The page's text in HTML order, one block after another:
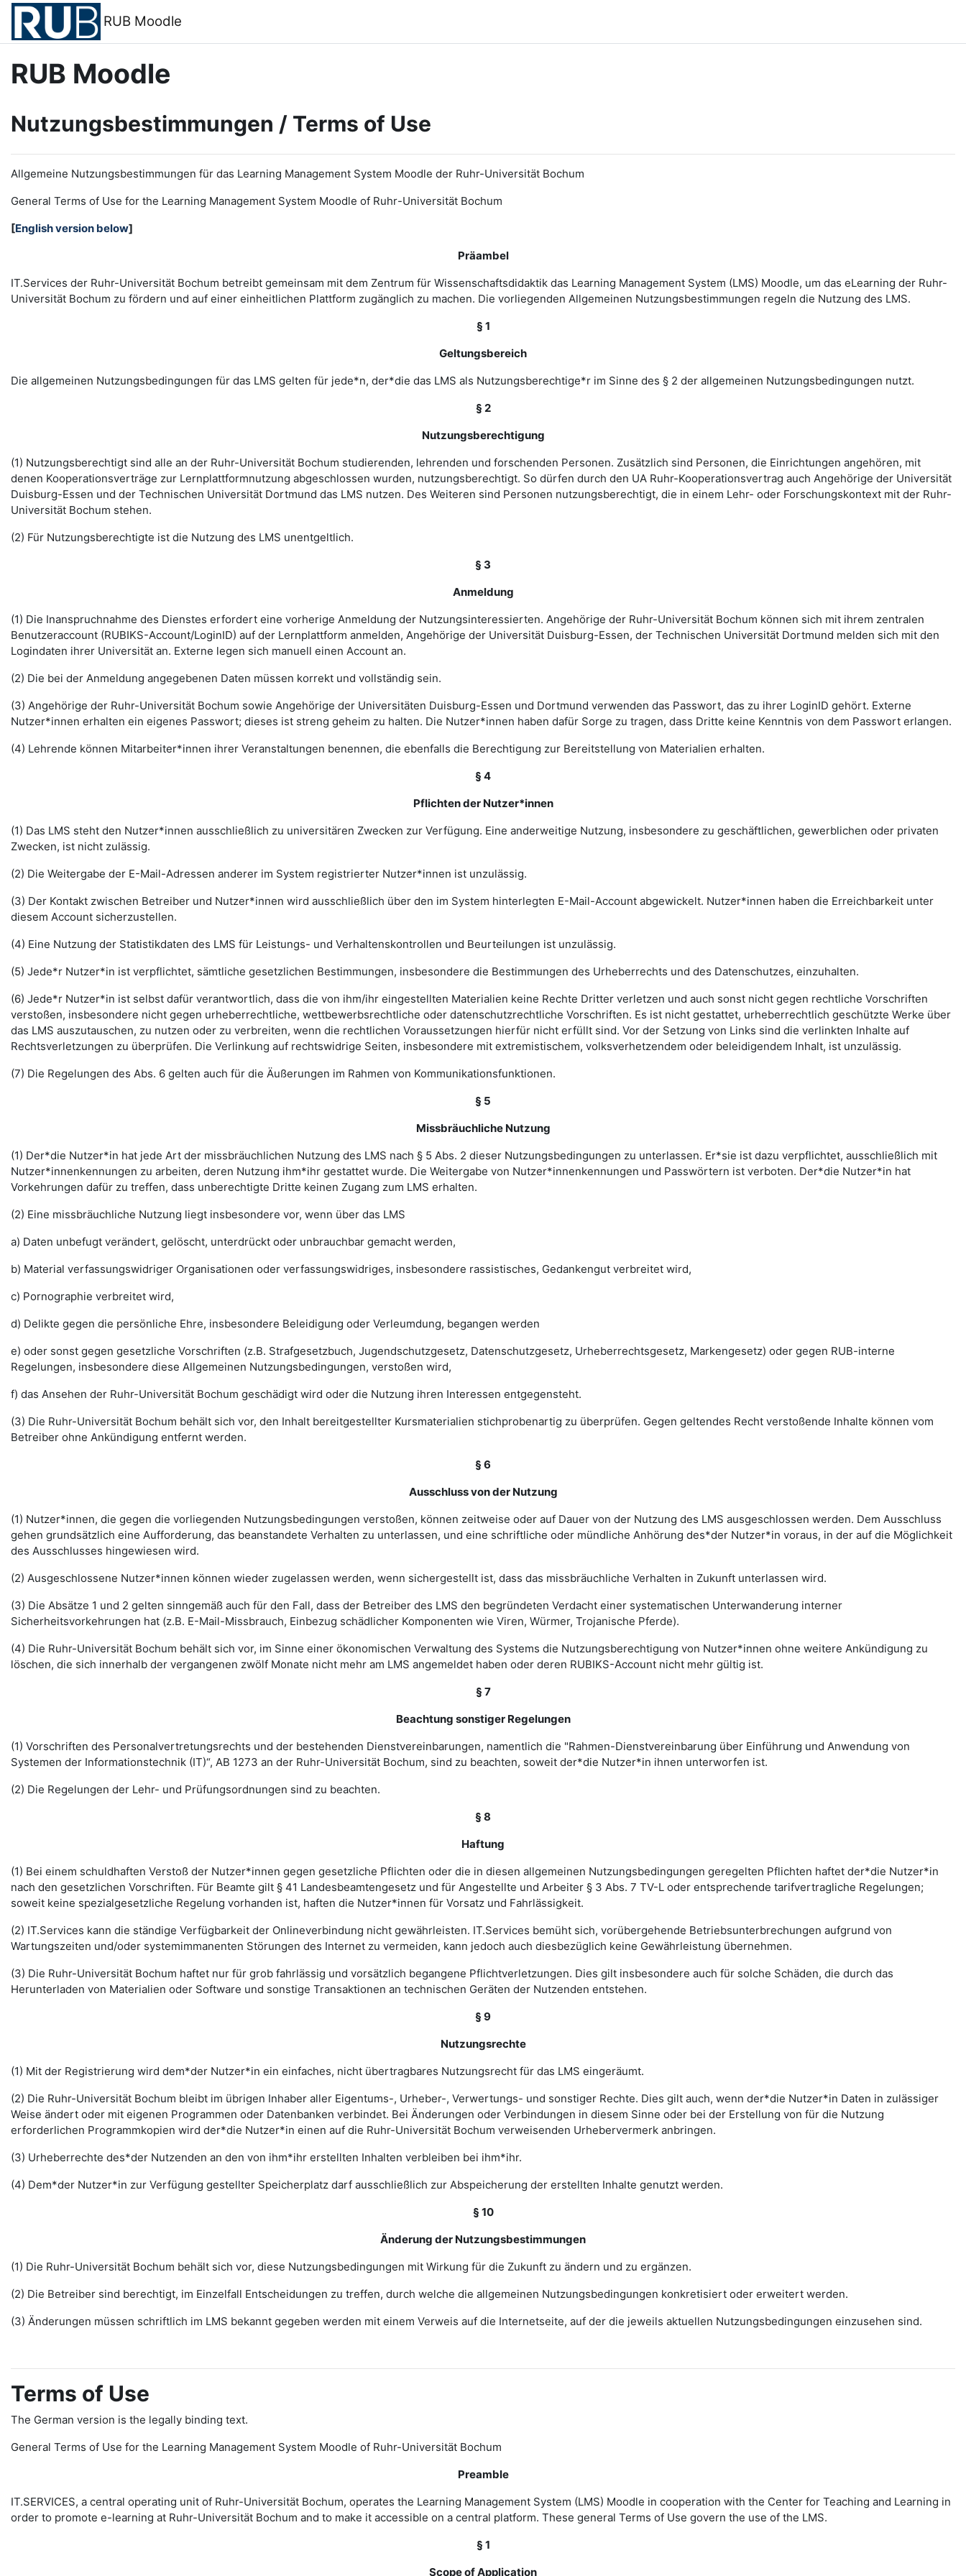
Zum Hauptinhalt
RUB Moodle
RUB Moodle
Nutzungsbestimmungen / Terms of Use
Allgemeine Nutzungsbestimmungen für das Learning Management System Moodle der Ruhr-Universität Bochum
General Terms of Use for the Learning Management System Moodle of Ruhr-Universität Bochum
[English version below]
Präambel
IT.Services der Ruhr-Universität Bochum betreibt gemeinsam mit dem Zentrum für Wissenschaftsdidaktik das Learning Management System (LMS) Moodle, um das eLearning der Ruhr-
Universität Bochum zu fördern und auf einer einheitlichen Plattform zugänglich zu machen. Die vorliegenden Allgemeinen Nutzungsbestimmungen regeln die Nutzung des LMS.
§ 1
Geltungsbereich
Die allgemeinen Nutzungsbedingungen für das LMS gelten für jede*n, der*die das LMS als Nutzungsberechtige*r im Sinne des § 2 der allgemeinen Nutzungsbedingungen nutzt.
§ 2
Nutzungsberechtigung
(1) Nutzungsberechtigt sind alle an der Ruhr-Universität Bochum studierenden, lehrenden und forschenden Personen. Zusätzlich sind Personen, die Einrichtungen angehören, mit
denen Kooperationsverträge zur Lernplattformnutzung abgeschlossen wurden, nutzungsberechtigt. So dürfen durch den UA Ruhr-Kooperationsvertrag auch Angehörige der Universität
Duisburg-Essen und der Technischen Universität Dortmund das LMS nutzen. Des Weiteren sind Personen nutzungsberechtigt, die in einem Lehr- oder Forschungskontext mit der Ruhr-
Universität Bochum stehen.
(2) Für Nutzungsberechtigte ist die Nutzung des LMS unentgeltlich.
§ 3
Anmeldung
(1) Die Inanspruchnahme des Dienstes erfordert eine vorherige Anmeldung der Nutzungsinteressierten. Angehörige der Ruhr-Universität Bochum können sich mit ihrem zentralen
Benutzeraccount (RUBIKS-Account/LoginID) auf der Lernplattform anmelden, Angehörige der Universität Duisburg-Essen, der Technischen Universität Dortmund melden sich mit den
Logindaten ihrer Universität an. Externe legen sich manuell einen Account an.
(2) Die bei der Anmeldung angegebenen Daten müssen korrekt und vollständig sein.
(3) Angehörige der Ruhr-Universität Bochum sowie Angehörige der Universitäten Duisburg-Essen und Dortmund verwenden das Passwort, das zu ihrer LoginID gehört. Externe
Nutzer*innen erhalten ein eigenes Passwort; dieses ist streng geheim zu halten. Die Nutzer*innen haben dafür Sorge zu tragen, dass Dritte keine Kenntnis von dem Passwort erlangen.
(4) Lehrende können Mitarbeiter*innen ihrer Veranstaltungen benennen, die ebenfalls die Berechtigung zur Bereitstellung von Materialien erhalten.
§ 4
Pflichten der Nutzer*innen
(1) Das LMS steht den Nutzer*innen ausschließlich zu universitären Zwecken zur Verfügung. Eine anderweitige Nutzung, insbesondere zu geschäftlichen, gewerblichen oder privaten
Zwecken, ist nicht zulässig.
(2) Die Weitergabe der E-Mail-Adressen anderer im System registrierter Nutzer*innen ist unzulässig.
(3) Der Kontakt zwischen Betreiber und Nutzer*innen wird ausschließlich über den im System hinterlegten E-Mail-Account abgewickelt. Nutzer*innen haben die Erreichbarkeit unter
diesem Account sicherzustellen.
(4) Eine Nutzung der Statistikdaten des LMS für Leistungs- und Verhaltenskontrollen und Beurteilungen ist unzulässig.
(5) Jede*r Nutzer*in ist verpflichtet, sämtliche gesetzlichen Bestimmungen, insbesondere die Bestimmungen des Urheberrechts und des Datenschutzes, einzuhalten.
(6) Jede*r Nutzer*in ist selbst dafür verantwortlich, dass die von ihm/ihr eingestellten Materialien keine Rechte Dritter verletzen und auch sonst nicht gegen rechtliche Vorschriften
verstoßen, insbesondere nicht gegen urheberrechtliche, wettbewerbsrechtliche oder datenschutzrechtliche Vorschriften. Es ist nicht gestattet, urheberrechtlich geschützte Werke über
das LMS auszutauschen, zu nutzen oder zu verbreiten, wenn die rechtlichen Voraussetzungen hierfür nicht erfüllt sind. Vor der Setzung von Links sind die verlinkten Inhalte auf
Rechtsverletzungen zu überprüfen. Die Verlinkung auf rechtswidrige Seiten, insbesondere mit extremistischem, volksverhetzendem oder beleidigendem Inhalt, ist unzulässig.
(7) Die Regelungen des Abs. 6 gelten auch für die Äußerungen im Rahmen von Kommunikationsfunktionen.
§ 5
Missbräuchliche Nutzung
(1) Der*die Nutzer*in hat jede Art der missbräuchlichen Nutzung des LMS nach § 5 Abs. 2 dieser Nutzungsbedingungen zu unterlassen. Er*sie ist dazu verpflichtet, ausschließlich mit
Nutzer*innenkennungen zu arbeiten, deren Nutzung ihm*ihr gestattet wurde. Die Weitergabe von Nutzer*innenkennungen und Passwörtern ist verboten. Der*die Nutzer*in hat
Vorkehrungen dafür zu treffen, dass unberechtigte Dritte keinen Zugang zum LMS erhalten.
(2) Eine missbräuchliche Nutzung liegt insbesondere vor, wenn über das LMS
a) Daten unbefugt verändert, gelöscht, unterdrückt oder unbrauchbar gemacht werden,
b) Material verfassungswidriger Organisationen oder verfassungswidriges, insbesondere rassistisches, Gedankengut verbreitet wird,
c) Pornographie verbreitet wird,
d) Delikte gegen die persönliche Ehre, insbesondere Beleidigung oder Verleumdung, begangen werden
e) oder sonst gegen gesetzliche Vorschriften (z.B. Strafgesetzbuch, Jugendschutzgesetz, Datenschutzgesetz, Urheberrechtsgesetz, Markengesetz) oder gegen RUB-interne
Regelungen, insbesondere diese Allgemeinen Nutzungsbedingungen, verstoßen wird,
f) das Ansehen der Ruhr-Universität Bochum geschädigt wird oder die Nutzung ihren Interessen entgegensteht.
(3) Die Ruhr-Universität Bochum behält sich vor, den Inhalt bereitgestellter Kursmaterialien stichprobenartig zu überprüfen. Gegen geltendes Recht verstoßende Inhalte können vom
Betreiber ohne Ankündigung entfernt werden.
§ 6
Ausschluss von der Nutzung
(1) Nutzer*innen, die gegen die vorliegenden Nutzungsbedingungen verstoßen, können zeitweise oder auf Dauer von der Nutzung des LMS ausgeschlossen werden. Dem Ausschluss
gehen grundsätzlich eine Aufforderung, das beanstandete Verhalten zu unterlassen, und eine schriftliche oder mündliche Anhörung des*der Nutzer*in voraus, in der auf die Möglichkeit
des Ausschlusses hingewiesen wird.
(2) Ausgeschlossene Nutzer*innen können wieder zugelassen werden, wenn sichergestellt ist, dass das missbräuchliche Verhalten in Zukunft unterlassen wird.
(3) Die Absätze 1 und 2 gelten sinngemäß auch für den Fall, dass der Betreiber des LMS den begründeten Verdacht einer systematischen Unterwanderung interner
Sicherheitsvorkehrungen hat (z.B. E-Mail-Missbrauch, Einbezug schädlicher Komponenten wie Viren, Würmer, Trojanische Pferde).
(4) Die Ruhr-Universität Bochum behält sich vor, im Sinne einer ökonomischen Verwaltung des Systems die Nutzungsberechtigung von Nutzer*innen ohne weitere Ankündigung zu
löschen, die sich innerhalb der vergangenen zwölf Monate nicht mehr am LMS angemeldet haben oder deren RUBIKS-Account nicht mehr gültig ist.
§ 7
Beachtung sonstiger Regelungen
(1) Vorschriften des Personalvertretungsrechts und der bestehenden Dienstvereinbarungen, namentlich die "Rahmen-Dienstvereinbarung über Einführung und Anwendung von
Systemen der Informationstechnik (IT)“, AB 1273 an der Ruhr-Universität Bochum, sind zu beachten, soweit der*die Nutzer*in ihnen unterworfen ist.
(2) Die Regelungen der Lehr- und Prüfungsordnungen sind zu beachten.
§ 8
Haftung
(1) Bei einem schuldhaften Verstoß der Nutzer*innen gegen gesetzliche Pflichten oder die in diesen allgemeinen Nutzungsbedingungen geregelten Pflichten haftet der*die Nutzer*in
nach den gesetzlichen Vorschriften. Für Beamte gilt § 41 Landesbeamtengesetz und für Angestellte und Arbeiter § 3 Abs. 7 TV-L oder entsprechende tarifvertragliche Regelungen;
soweit keine spezialgesetzliche Regelung vorhanden ist, haften die Nutzer*innen für Vorsatz und Fahrlässigkeit.
(2) IT.Services kann die ständige Verfügbarkeit der Onlineverbindung nicht gewährleisten. IT.Services bemüht sich, vorübergehende Betriebsunterbrechungen aufgrund von
Wartungszeiten und/oder systemimmanenten Störungen des Internet zu vermeiden, kann jedoch auch diesbezüglich keine Gewährleistung übernehmen.
(3) Die Ruhr-Universität Bochum haftet nur für grob fahrlässig und vorsätzlich begangene Pflichtverletzungen. Dies gilt insbesondere auch für solche Schäden, die durch das
Herunterladen von Materialien oder Software und sonstige Transaktionen an technischen Geräten der Nutzenden entstehen.
§ 9
Nutzungsrechte
(1) Mit der Registrierung wird dem*der Nutzer*in ein einfaches, nicht übertragbares Nutzungsrecht für das LMS eingeräumt.
(2) Die Ruhr-Universität Bochum bleibt im übrigen Inhaber aller Eigentums-, Urheber-, Verwertungs- und sonstiger Rechte. Dies gilt auch, wenn der*die Nutzer*in Daten in zulässiger
Weise ändert oder mit eigenen Programmen oder Datenbanken verbindet. Bei Änderungen oder Verbindungen in diesem Sinne oder bei der Erstellung von für die Nutzung
erforderlichen Programmkopien wird der*die Nutzer*in einen auf die Ruhr-Universität Bochum verweisenden Urhebervermerk anbringen.
(3) Urheberrechte des*der Nutzenden an den von ihm*ihr erstellten Inhalten verbleiben bei ihm*ihr.
(4) Dem*der Nutzer*in zur Verfügung gestellter Speicherplatz darf ausschließlich zur Abspeicherung der erstellten Inhalte genutzt werden.
§ 10
Änderung der Nutzungsbestimmungen
(1) Die Ruhr-Universität Bochum behält sich vor, diese Nutzungsbedingungen mit Wirkung für die Zukunft zu ändern und zu ergänzen.
(2) Die Betreiber sind berechtigt, im Einzelfall Entscheidungen zu treffen, durch welche die allgemeinen Nutzungsbedingungen konkretisiert oder erweitert werden.
(3) Änderungen müssen schriftlich im LMS bekannt gegeben werden mit einem Verweis auf die Internetseite, auf der die jeweils aktuellen Nutzungsbedingungen einzusehen sind.
Terms of Use
The German version is the legally binding text.
General Terms of Use for the Learning Management System Moodle of Ruhr-Universität Bochum
Preamble
IT.SERVICES, a central operating unit of Ruhr-Universität Bochum, operates the Learning Management System (LMS) Moodle in cooperation with the Center for Teaching and Learning in
order to promote e-learning at Ruhr-Universität Bochum and to make it accessible on a central platform. These general Terms of Use govern the use of the LMS.
§ 1
Scope of Application